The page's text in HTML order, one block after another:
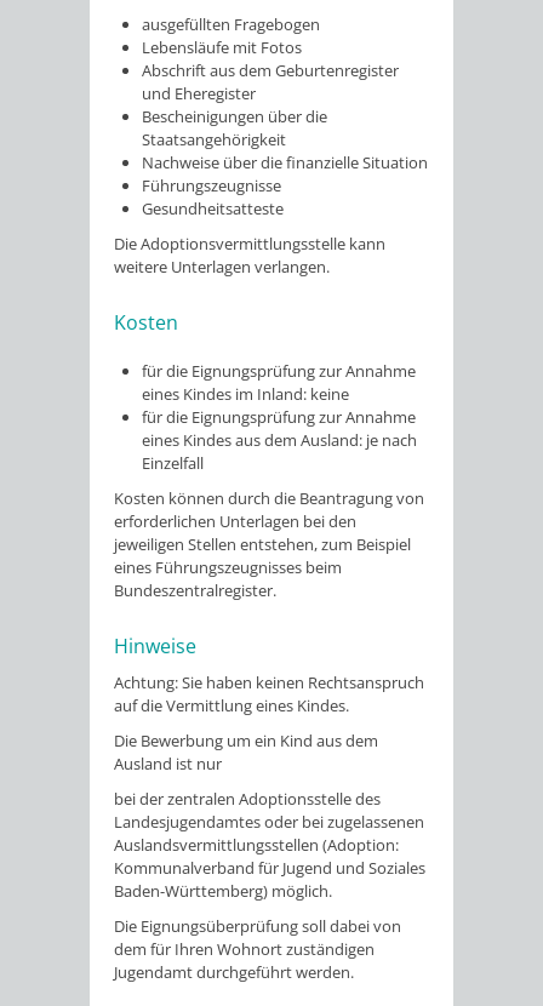
ausgefüllten Fragebogen
Lebensläufe mit Fotos
Abschrift aus dem Geburtenregister
und Eheregister
Bescheinigungen über die
Staatsangehörigkeit
Nachweise über die finanzielle Situation
Führungszeugnisse
Gesundheitsatteste
Die Adoptionsvermittlungsstelle kann
weitere Unterlagen verlangen.
Kosten
für die Eignungsprüfung zur Annahme
eines Kindes im Inland: keine
für die Eignungsprüfung zur Annahme
eines Kindes aus dem Ausland: je nach
Einzelfall
Kosten können durch die Beantragung von
erforderlichen Unterlagen bei den
jeweiligen Stellen entstehen, zum Beispiel
eines Führungszeugnisses beim
Bundeszentralregister.
Hinweise
Achtung: Sie haben keinen Rechtsanspruch
auf die Vermittlung eines Kindes.
Die Bewerbung um ein Kind aus dem
Ausland ist nur
bei der zentralen Adoptionsstelle des
Landesjugendamtes oder bei zugelassenen
Auslandsvermittlungsstellen (Adoption:
Kommunalverband für Jugend und Soziales
Baden-Württemberg) möglich.
Die Eignungsüberprüfung soll dabei von
dem für Ihren Wohnort zuständigen
Jugendamt durchgeführt werden.